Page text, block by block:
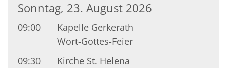
Sonntag, 23. August 2026
09:00
Kapelle Gerkerath
Wort-Gottes-Feier
09:30
Kirche St. Helena